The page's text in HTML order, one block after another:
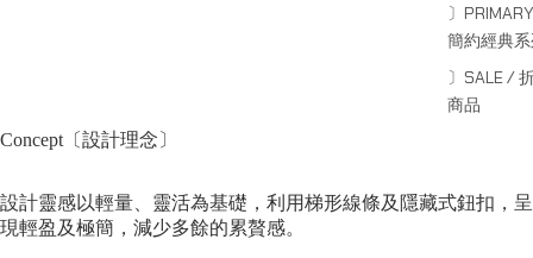
〕
簡約經典
〕SALE /
商品
Concept〔設計理念〕
設計靈感以輕量、靈活為基礎，利用梯形線條及隱藏式鈕扣，呈
現輕盈及極簡，減少多餘的累贅感。